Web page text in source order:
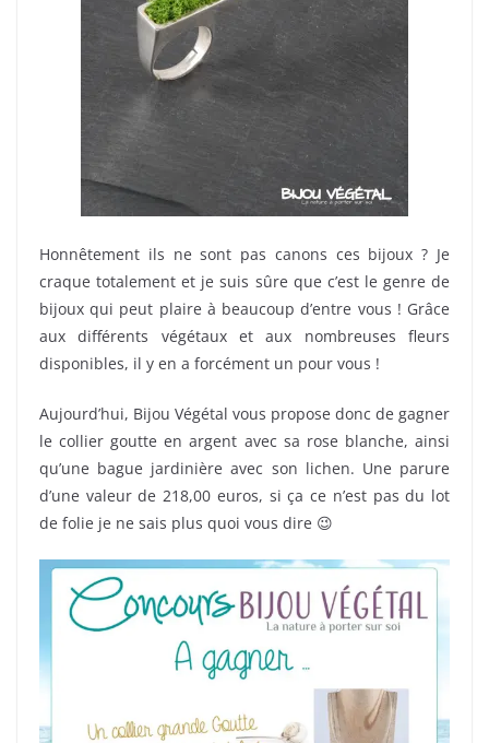
Honnêtement ils ne sont pas canons ces bijoux ? Je
craque totalement et je suis sûre que c’est le genre de
bijoux qui peut plaire à beaucoup d’entre vous ! Grâce
aux différents végétaux et aux nombreuses fleurs
disponibles, il y en a forcément un pour vous !
Aujourd’hui, Bijou Végétal vous propose donc de gagner
le collier goutte en argent avec sa rose blanche, ainsi
qu’une bague jardinière avec son lichen. Une parure
d’une valeur de 218,00 euros, si ça ce n’est pas du lot
de folie je ne sais plus quoi vous dire 😉